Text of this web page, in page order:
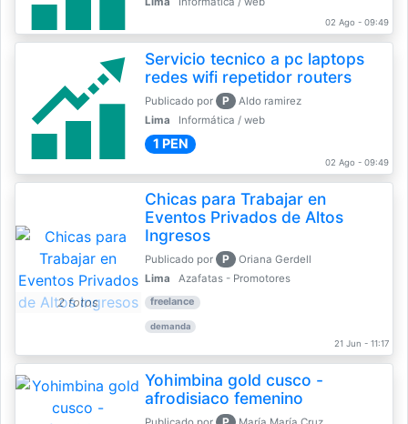
02 Ago - 09:49
Servicio tecnico a pc laptops
redes wifi repetidor routers
Publicado por P
Aldo ramirez
Lima
Informática / web
1 PEN
02 Ago - 09:49
2 fotos
Chicas para Trabajar en
Eventos Privados de Altos
Ingresos
Publicado por P
Oriana Gerdell
Lima
Azafatas - Promotores
freelance
demanda
21 Jun - 11:17
Yohimbina gold cusco -
afrodisiaco femenino